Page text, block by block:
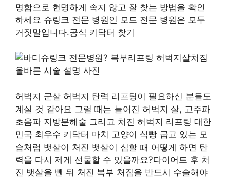
명함으로 현명하게 속지 않고 잘 찾는 방법을 확인
하세요 슈링크 전문 병원인 모드 전문 병원은 모두
거짓말입니다.공식 키닥터 찾기
허벅지 군살 허벅지 탄력 리프팅이 필요하신 분들도
계실 것 같아요 그럴 때는 늘어진 허벅지 살, 고주파
초음파 지방분해술 그리고 처진 허벅지 리프팅 대한
민국 최우수 키닥터 마치 고양이 식빵 굽고 있는 모
습처럼 뱃살이 처진 뱃살이 심할 때 어떻게 하면 탄
력을 다시 제게 선물할 수 있을까요?다이어트 후 처
진 뱃살을 뺀 뒤 처진 복부 처짐을 반드시 수술해야